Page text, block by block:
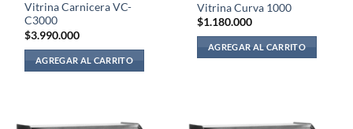
Vitrina Carnicera VC-
C3000
$3.990.000
AGREGAR AL CARRITO
Vitrina Curva 1000
$1.180.000
AGREGAR AL CARRITO